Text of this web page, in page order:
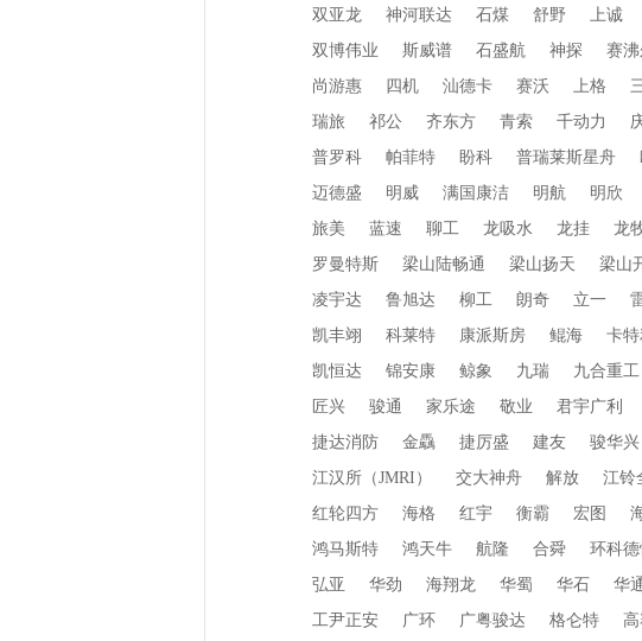
双亚龙
神河联达 石煤 舒野 上诚
双博伟业
斯威谱 石盛航 神探 赛
尚游惠
四机 汕德卡 赛沃 上格
瑞旅
祁公 齐东方 青索 千动力
普罗科
帕菲特 盼科 普瑞莱斯星舟
迈德盛
明威 满国康洁 明航 明欣
旅美
蓝速 聊工 龙吸水 龙挂 龙
罗曼特斯
梁山陆畅通 梁山扬天 梁山
凌宇达
鲁旭达 柳工 朗奇 立一
凯丰翊
科莱特 康派斯房 鲲海 卡特
凯恒达
锦安康 鲸象 九瑞 九合重工
匠兴
骏通 家乐途 敬业 君宇广利
捷达消防
金驫 捷厉盛 建友 骏华兴
江汉所（JMRI）
交大神舟 解放 江铃
红轮四方
海格 红宇 衡霸 宏图
鸿马斯特
鸿天牛 航隆 合舜 环科德
弘亚
华劲 海翔龙 华蜀 华石 华
工尹正安
广环 广粤骏达 格仑特